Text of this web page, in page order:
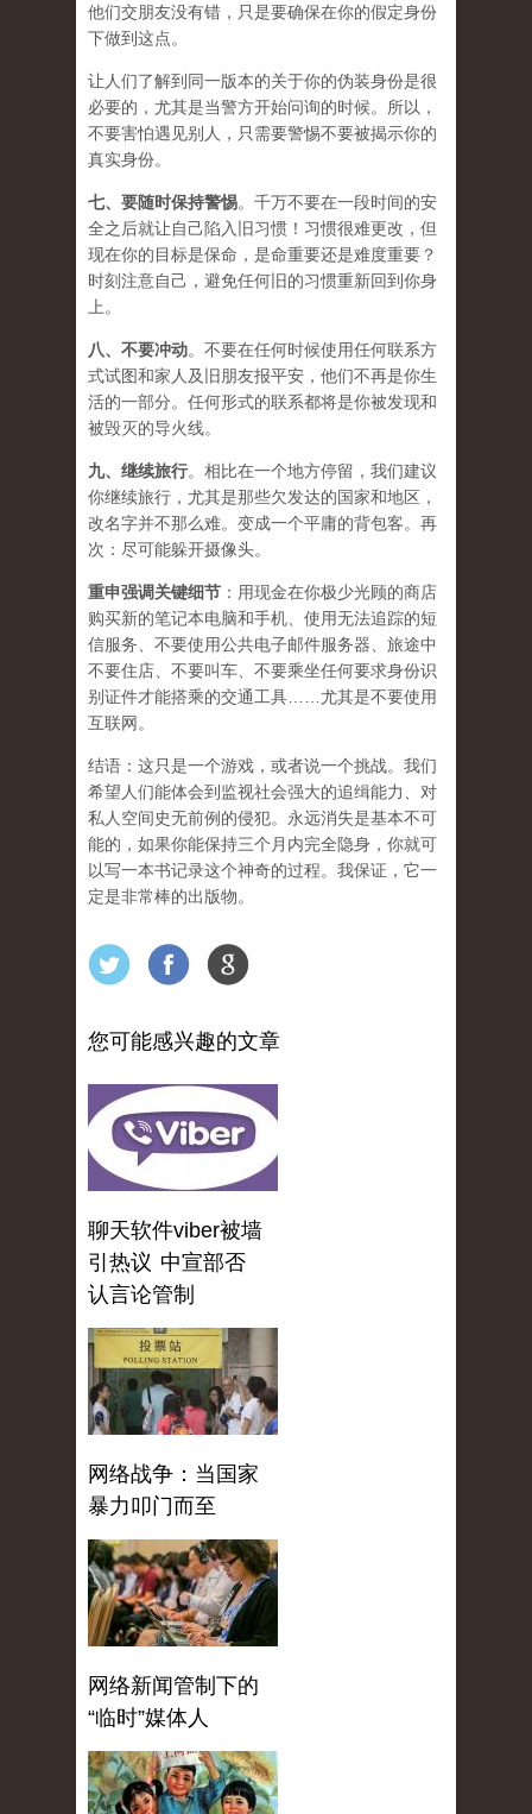
他们交朋友没有错，只是要确保在你的假定身份
下做到这点。
让人们了解到同一版本的关于你的伪装身份是很
必要的，尤其是当警方开始问询的时候。所以，
不要害怕遇见别人，只需要警惕不要被揭示你的
真实身份。
七、要随时保持警惕。千万不要在一段时间的安
全之后就让自己陷入旧习惯！习惯很难更改，但
现在你的目标是保命，是命重要还是难度重要？
时刻注意自己，避免任何旧的习惯重新回到你身
上。
八、 不要冲动。不要在任何时候使用任何联系方
式试图和家人及旧朋友报平安，他们不再是你生
活的一部分。任何形式的联系都将是你被发现和
被毁灭的导火线。
九、 继续旅行。相比在一个地方停留，我们建议
你继续旅行，尤其是那些欠发达的国家和地区，
改名字并不那么难。变成一个平庸的背包客。再
次：尽可能躲开摄像头。
重申强调关键细节 ：用现金在你极少光顾的商店
购买新的笔记本电脑和手机、使用无法追踪的短
信服务、不要使用公共电子邮件服务器、旅途中
不要住店、不要叫车、不要乘坐任何要求身份识
别证件才能搭乘的交通工具……尤其是不要使用
互联网。
结语：这只是一个游戏，或者说一个挑战。我们
希望人们能体会到监视社会强大的追缉能力、对
私人空间史无前例的侵犯。永远消失是基本不可
能的，如果你能保持三个月内完全隐身，你就可
以写一本书记录这个神奇的过程。我保证，它一
定是非常棒的出版物。
您可能感兴趣的文章
聊天软件viber被墙
引热议 中宣部否
认言论管制
网络战争：当国家
暴力叩门而至
网络新闻管制下的
“临时”媒体人